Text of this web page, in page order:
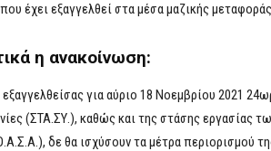
έχει εξαγγελθεί στα μέσα μαζικής
η ανακοίνωση:
για αύριο 18 Νοεμβρίου 2021
(ΣΤΑ.ΣΥ.), καθώς και της στάσης εργασίας
δε θα ισχύσουν τα μέτρα περιορισμού